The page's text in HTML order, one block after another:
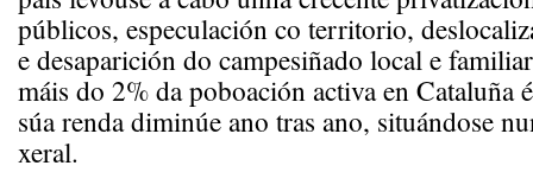
públicos, especulación co territorio,
e desaparición do campesiñado local e
máis do 2% da poboación activa en Cataluña
súa renda diminúe ano tras ano, situándose
xeral.